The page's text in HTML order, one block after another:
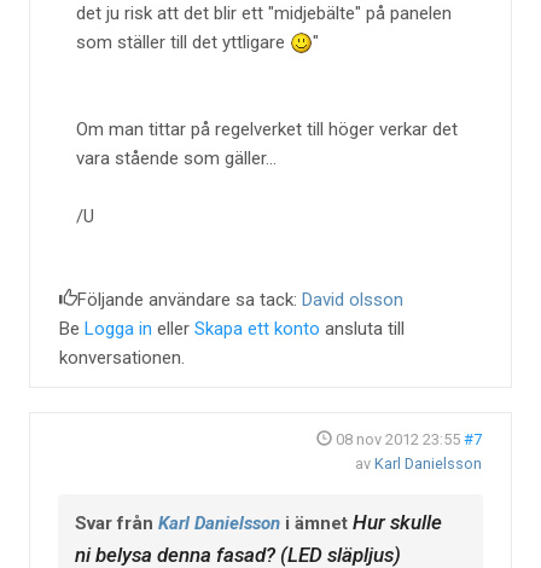
det ju risk att det blir ett "midjebälte" på panelen
som ställer till det yttligare
Om man tittar på regelverket till höger verkar det
vara stående som gäller...
/U
Följande användare sa tack: David olsson
Be Logga in eller Skapa ett konto ansluta till
konversationen.
08 nov 2012 23:55 #7
av Karl Danielsson
Svar från Karl Danielsson i ämnet Hur skulle
ni belysa denna fasad? (LED släpljus)